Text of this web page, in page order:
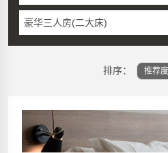
豪华三人房(二大床)
排序： 推荐度